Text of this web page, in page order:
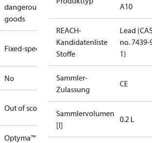
dangerous
goods
Fixed-speed
No
Out of scope
Optyma™
A10
REACH-
Kandidatenliste
Stoffe
Lead
no. 7439-
1)
Sammler-
Zulassung
CE
Sammlervolumen
[l]
0.2 L